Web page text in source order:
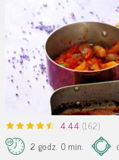
4.44 (162)
2 godz. 0 min.